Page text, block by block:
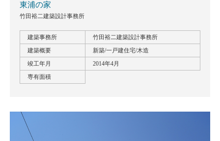
東浦の家
竹田裕二建築設計事務所
建築事務所
竹田裕二建築設計事務所
建築概要
新築/一戸建住宅/木造
竣工年月
2014年4月
専有面積